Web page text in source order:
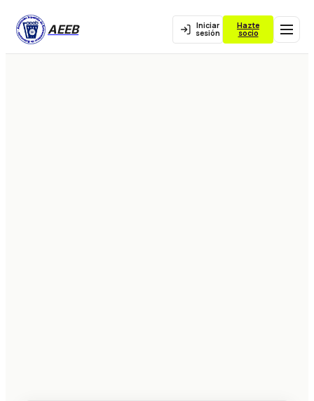
AEEB Iniciar
sesión
Hazte
socio